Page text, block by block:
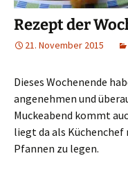
Rezept der
21. November 2015
Dieses Wochenende
angenehmen und
Muckeabend kommt
liegt da als Küchenchef
Pfannen zu legen.